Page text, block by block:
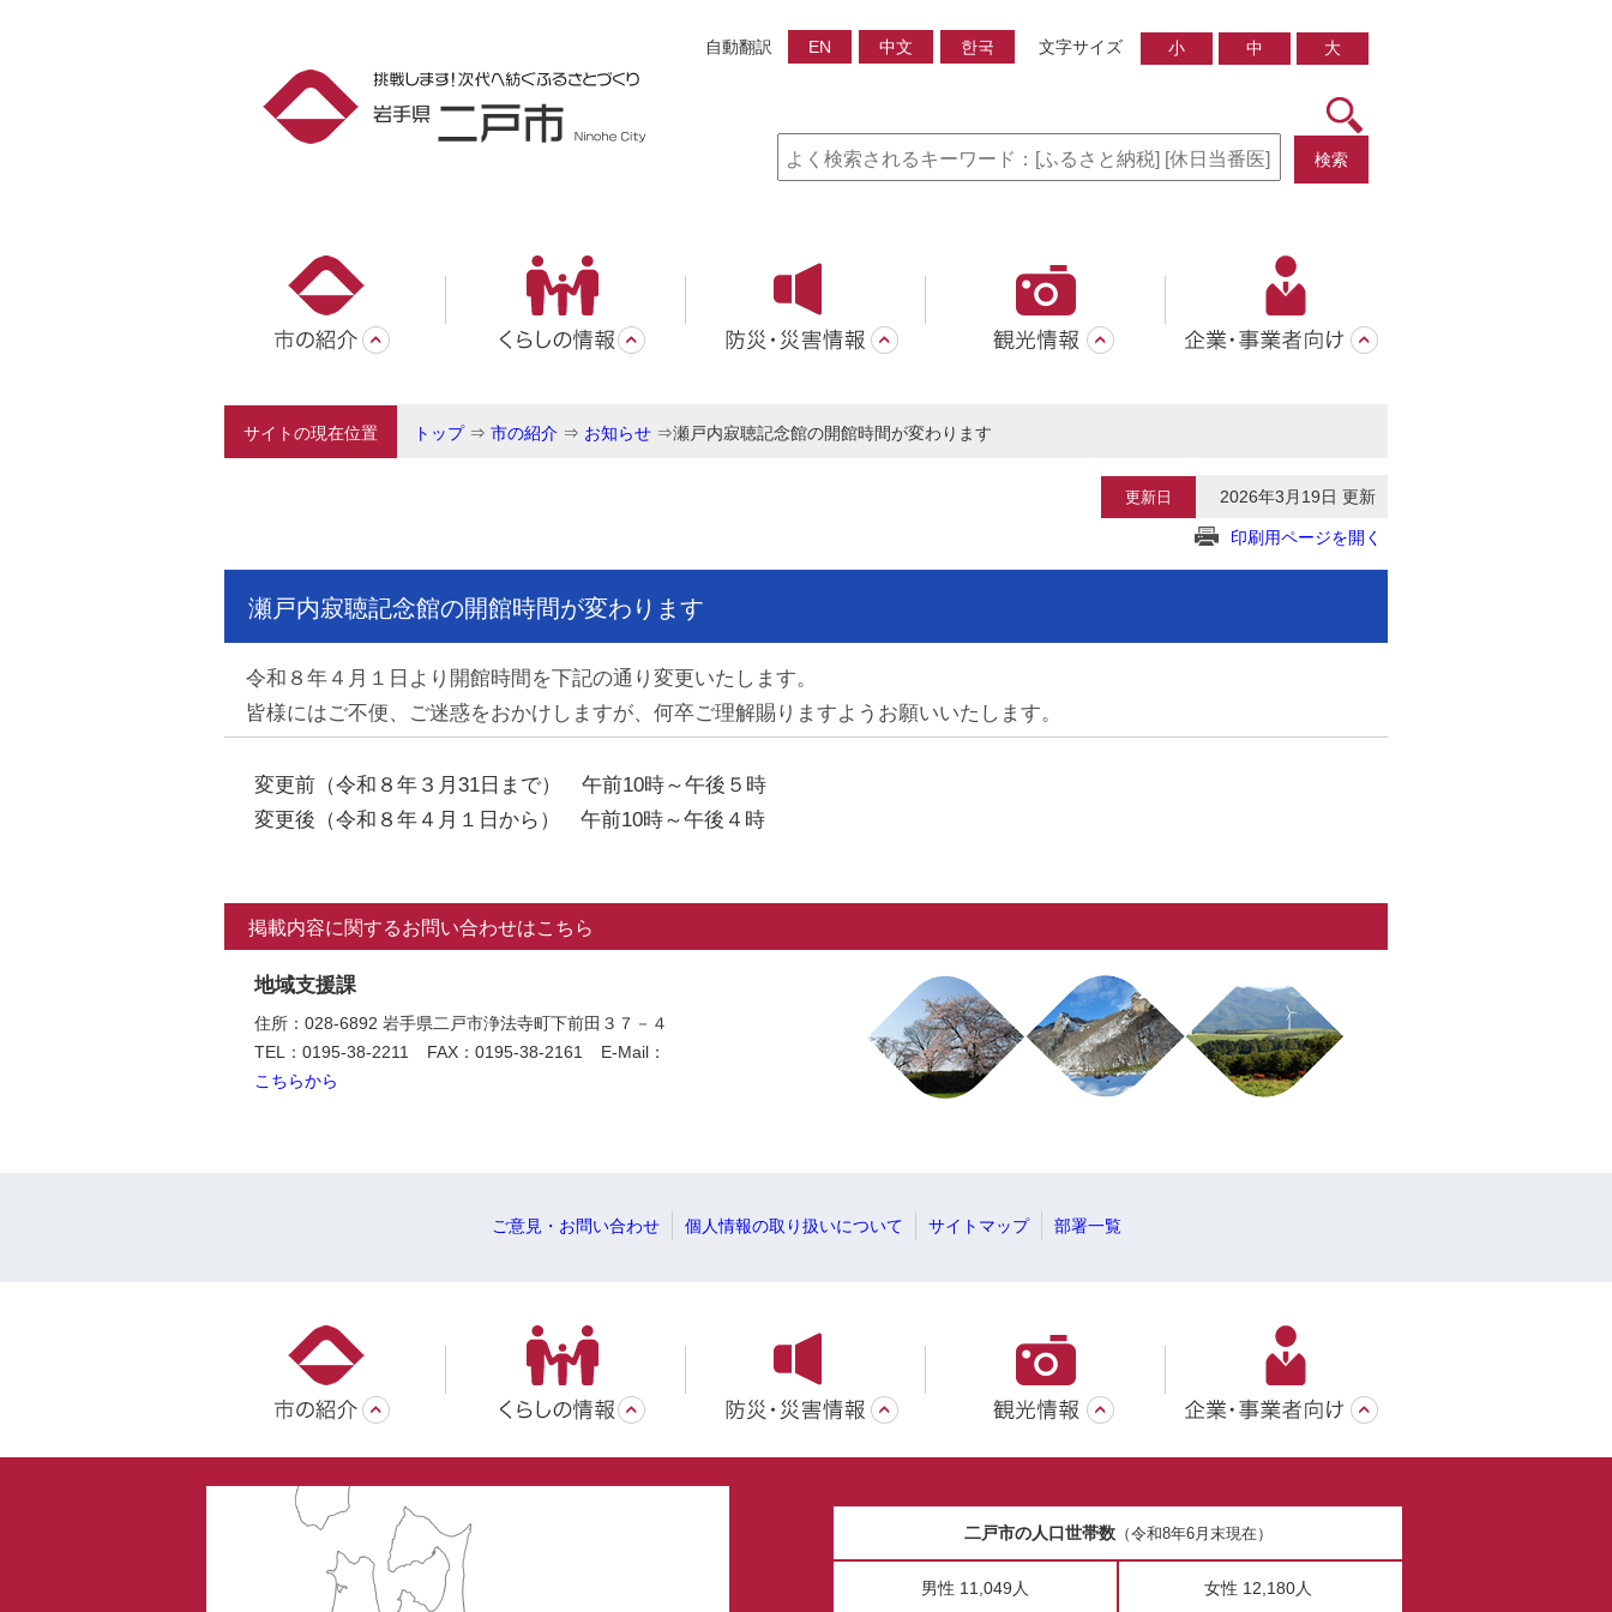
自動翻訳 EN 中文 한국 文字サイズ 小 中 大
検索
サイトの現在位置 トップ⇒ 市の紹介 ⇒ お知らせ ⇒瀬戸内寂聴記念館の開館時間が変わります
更新日 2026年3月19日 更新
印刷用ページを開く
瀬戸内寂聴記念館の開館時間が変わります
令和８年４月１日より開館時間を下記の通り変更いたします。
皆様にはご不便、ご迷惑をおかけしますが、何卒ご理解賜りますようお願いいたします。
変更前（令和８年３月31日まで） 午前10時～午後５時
変更後（令和８年４月１日から） 午前10時～午後４時
掲載内容に関するお問い合わせはこちら
地域支援課
住所：028-6892 岩手県二戸市浄法寺町下前田３７－４
TEL：0195-38-2211
FAX：0195-38-2161
E-Mail：
こちらから
ご意見・お問い合わせ 個人情報の取り扱いについて サイトマップ 部署一覧
二戸市の人口世帯数（令和8年6月末現在）
男性 11,049人 女性 12,180人